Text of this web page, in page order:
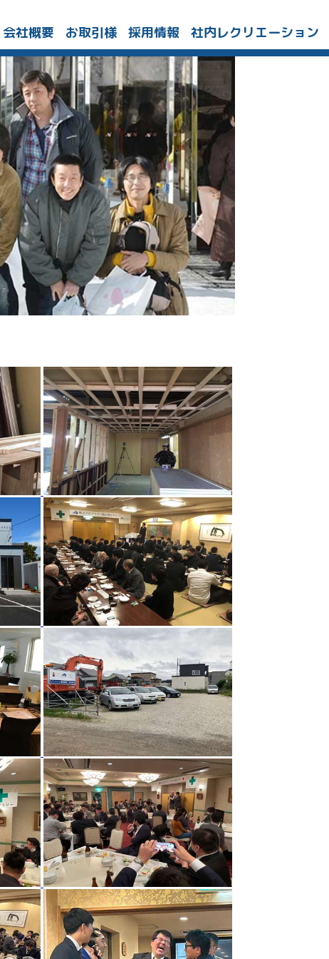
会社概要 お取引様 採用情報 社内レクリエーション